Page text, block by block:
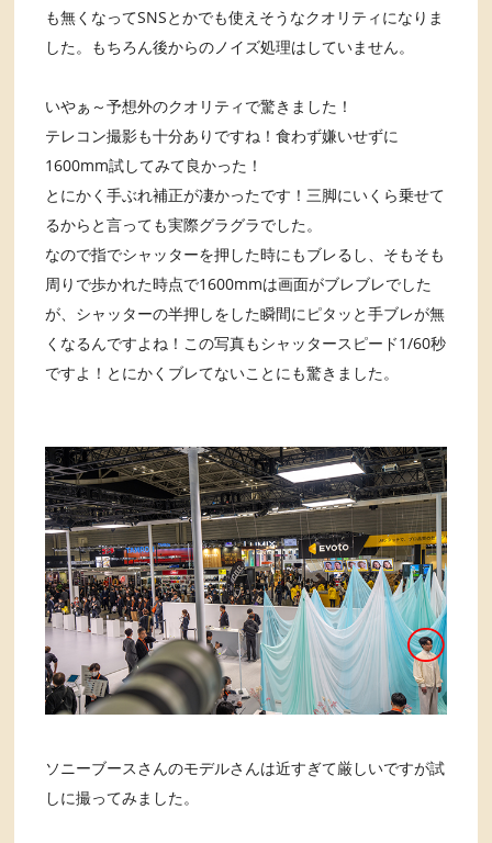
も無くなってSNSとかでも使えそうなクオリティになりま
した。もちろん後からのノイズ処理はしていません。
いやぁ～予想外のクオリティで驚きました！
テレコン撮影も十分ありですね！食わず嫌いせずに
1600mm試してみて良かった！
とにかく手ぶれ補正が凄かったです！三脚にいくら乗せて
るからと言っても実際グラグラでした。
なので指でシャッターを押した時にもブレるし、そもそも
周りで歩かれた時点で1600mmは画面がブレブレでした
が、シャッターの半押しをした瞬間にピタッと手ブレが無
くなるんですよね！この写真もシャッタースピード1/60秒
ですよ！とにかくブレてないことにも驚きました。
ソニーブースさんのモデルさんは近すぎて厳しいですが試
しに撮ってみました。